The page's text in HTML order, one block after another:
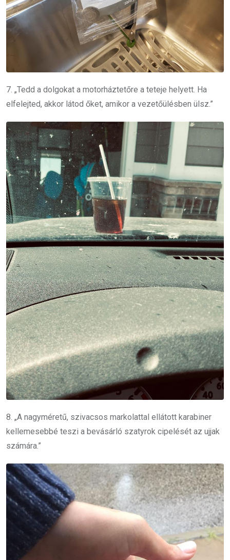
7. „Tedd a dolgokat a motorháztetőre a teteje helyett. Ha
elfelejted, akkor látod őket, amikor a vezetőülésben ülsz.”
8. „A nagyméretű, szivacsos markolattal ellátott karabiner
kellemesebbé teszi a bevásárló szatyrok cipelését az ujjak
számára.”